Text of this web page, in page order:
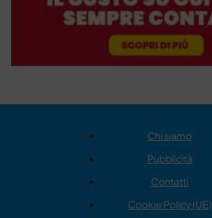
Chi siamo
Pubblicità
Contatti
Cookie Policy (UE)